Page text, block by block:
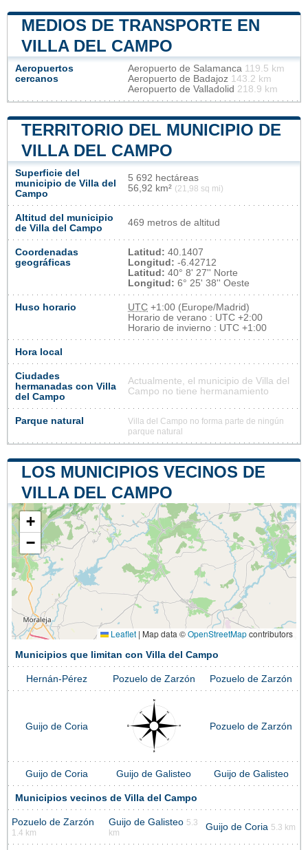
MEDIOS DE TRANSPORTE EN
VILLA DEL CAMPO
Aeropuertos
cercanos
Aeropuerto de Salamanca 119.5 km
Aeropuerto de Badajoz 143.2 km
Aeropuerto de Valladolid 218.9 km
TERRITORIO DEL MUNICIPIO DE
VILLA DEL CAMPO
Superficie del
municipio de Villa del
Campo
5 692 hectáreas
56,92 km² (21,98 sq mi)
Altitud del municipio
de Villa del Campo
469 metros de altitud
Coordenadas
geográficas
Latitud: 40.1407
Longitud: -6.42712
Latitud: 40° 8' 27'' Norte
Longitud: 6° 25' 38'' Oeste
Huso horario UTC +1:00 (Europe/Madrid)
Horario de verano : UTC +2:00
Horario de invierno : UTC +1:00
Hora local
Ciudades
hermanadas con Villa
del Campo
Actualmente, el municipio de Villa del
Campo no tiene hermanamiento
Parque natural
Villa del Campo no forma parte de ningún
parque natural
LOS MUNICIPIOS VECINOS DE
VILLA DEL CAMPO
+
−
Leaflet | Map data ©OpenStreetMapcontributors
Municipios que limitan con Villa del Campo
Hernán-Pérez Pozuelo de Zarzón Pozuelo de Zarzón
Guijo de Coria Pozuelo de Zarzón
Guijo de Coria Guijo de Galisteo Guijo de Galisteo
Municipios vecinos de Villa del Campo
Pozuelo de Zarzón
1.4 km
Guijo de Galisteo 5.3
km
Guijo de Coria 5.3 km